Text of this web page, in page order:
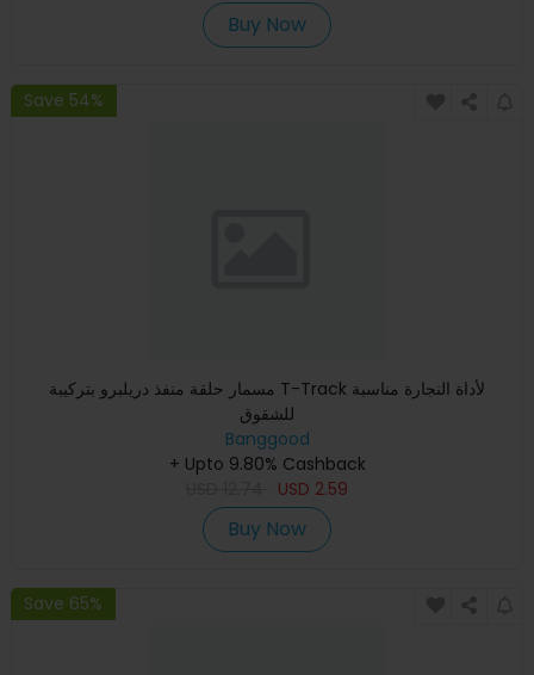
Buy Now
Save 54%
مسمار حلقة منفذ دريلبرو بتركيبة T-Track لأداة النجارة مناسبة
للشقوق
Banggood
+ Upto 9.80% Cashback
USD 2.59
Buy Now
Save 65%